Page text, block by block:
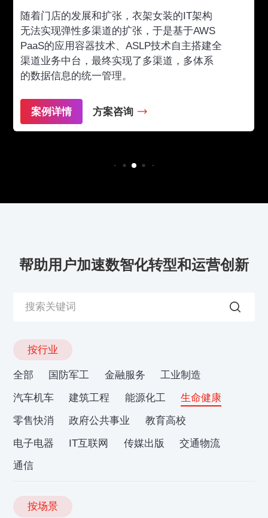
随着门店的发展和扩张，衣架女装的IT架构
无法实现弹性多渠道的扩张，于是基于AWS
PaaS的应用容器技术、ASLP技术自主搭建全
渠道业务中台，最终实现了多渠道，多体系
的数据信息的统一管理。
案例详情 方案咨询
帮助用户加速数智化转型和运营创新
按行业
全部 国防军工 金融服务
工业制造
汽车机车
建筑工程 能源化工
生命健康
零售快消
政府公共事业
教育高校
电子电器
IT互联网 传媒出版
交通物流
通信
按场景